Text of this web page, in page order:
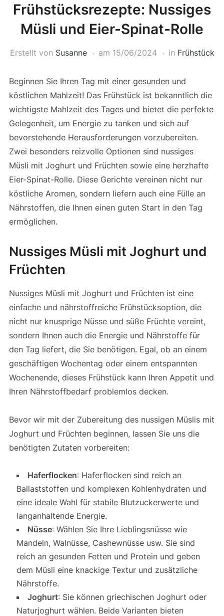
Frühstücksrezepte: Nussiges
Müsli und Eier-Spinat-Rolle
Erstellt von Susanne am 15/06/2024 in Frühstück
Beginnen Sie Ihren Tag mit einer gesunden und
köstlichen Mahlzeit! Das Frühstück ist bekanntlich die
wichtigste Mahlzeit des Tages und bietet die perfekte
Gelegenheit, um Energie zu tanken und sich auf
bevorstehende Herausforderungen vorzubereiten.
Zwei besonders reizvolle Optionen sind nussiges
Müsli mit Joghurt und Früchten sowie eine herzhafte
Eier-Spinat-Rolle. Diese Gerichte vereinen nicht nur
köstliche Aromen, sondern liefern auch eine Fülle an
Nährstoffen, die Ihnen einen guten Start in den Tag
ermöglichen.
Nussiges Müsli mit Joghurt und
Früchten
Nussiges Müsli mit Joghurt und Früchten ist eine
einfache und nährstoffreiche Frühstücksoption, die
nicht nur knusprige Nüsse und süße Früchte vereint,
sondern Ihnen auch die Energie und Nährstoffe für
den Tag liefert, die Sie benötigen. Egal, ob an einem
geschäftigen Wochentag oder einem entspannten
Wochenende, dieses Frühstück kann Ihren Appetit und
Ihren Nährstoffbedarf problemlos decken.
Bevor wir mit der Zubereitung des nussigen Müslis mit
Joghurt und Früchten beginnen, lassen Sie uns die
benötigten Zutaten vorbereiten:
Haferflocken: Haferflocken sind reich an
Ballaststoffen und komplexen Kohlenhydraten und
eine ideale Wahl für stabile Blutzuckerwerte und
langanhaltende Energie.
Nüsse: Wählen Sie Ihre Lieblingsnüsse wie
Mandeln, Walnüsse, Cashewnüsse usw. Sie sind
reich an gesunden Fetten und Protein und geben
dem Müsli eine knackige Textur und zusätzliche
Nährstoffe.
Joghurt: Sie können griechischen Joghurt oder
Naturjoghurt wählen. Beide Varianten bieten